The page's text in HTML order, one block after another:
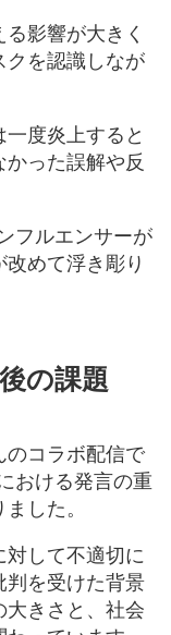
影響が大きく
クを認識しなが
度炎上すると
った誤解や反
フルエンサーが
めて浮き彫り
の課題
のコラボ配信で
おける発言の重
した。
して不適切に
判を受けた背景
きさと、社会